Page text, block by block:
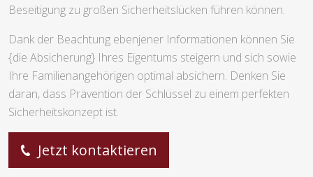
Beseitigung zu großen Sicherheitslücken führen können.
Dank der Beachtung ebenjener Informationen können Sie
{die Absicherung} Ihres Eigentums steigern und sich sowie
Ihre Familienangehörigen optimal absichern. Denken Sie
daran, dass Prävention der Schlüssel zu einem perfekten
Sicherheitskonzept ist.
Jetzt kontaktieren